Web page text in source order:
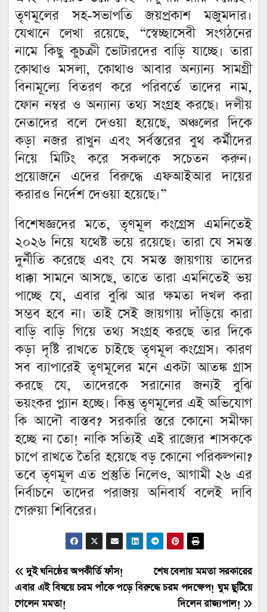
তৃণমূলের সহ-সভাপতি জয়প্রকাশ মজুমদার।
যেখানে লেখা রয়েছে, “স্বেচ্ছাসেবী সংগঠনের
নামে কিছু কুচক্রী ভোটারদের বাড়ি যাচ্ছে। তারা
কোথাও মসলা, কোথাও আবার অন্যান্য সামগ্রী
বিনামূল্যে বিতরণ করে পরিবর্তে তাদের নাম,
ফোন নম্বর ও অন্যান্য তথ্য সংগ্রহ করছে। দলীয়
নেতাদের বলে দেওয়া হয়েছে, অঞ্চলের দিকে
কড়া নজর রাখুন এবং সর্বস্তরের বুথ কর্মীদের
নিয়ে মিটিং করে সকলকে সচেতন করুন।
প্রয়োজনে এদের বিরুদ্ধে এফআইআর দায়ের
করারও নির্দেশ দেওয়া হয়েছে।”
বিশেষজ্ঞদের মতে, তৃণমূল কংগ্রেস এমনিতেই
২০২৬ নিয়ে যথেষ্ট ভয়ে রয়েছে। তারা যে সমস্ত
দুর্নীতি করেছে এবং যে সমস্ত জায়গায় তাদের
ধাক্কা সামনে আসছে, তাতে তারা এমনিতেই ভয়
পাচ্ছে যে, এবার বুঝি আর ক্ষমতা দখল করা
সম্ভব হবে না। তাই সেই জায়গায় দাঁড়িয়ে কারা
বাড়ি বাড়ি গিয়ে তথ্য সংগ্রহ করছে তার দিকে
কড়া দৃষ্টি রাখতে চাইছে তৃণমূল কংগ্রেস। কারণ
সব ব্যাপারেই তৃণমূলের মনে একটা আতঙ্ক গ্রাস
করছে যে, তাদেরকে সরানোর জন্যই বুঝি
ভয়ংকর প্ল্যান হচ্ছে। কিন্তু তৃণমূলের এই অভিযোগ
কি আদৌ বাস্তব? সরকারি স্তরে কোনো সমীক্ষা
হচ্ছে না তো! নাকি সত্যিই এই রাজ্যের শাসককে
চাপে রাখতে তৈরি হয়েছে বড় কোনো পরিকল্পনা?
তবে তৃণমূল এত প্রস্তুতি নিলেও, আগামী ২৬ এর
নির্বাচনে তাদের পরাজয় অনিবার্য বলেই দাবি
গেরুয়া শিবিরের।
Post
navigation
শেষ বেলায় মমতা সরকারের
বিরুদ্ধে চরম পদক্ষেপ! ঘুম ছুটিয়ে
দিলেন রাজ্যপাল!
দুই ঘনিষ্ঠের অপকীর্তি ফাঁস!
এবার এই বিষয়ে চরম পাঁকে পড়ে
গেলেন মমতা!